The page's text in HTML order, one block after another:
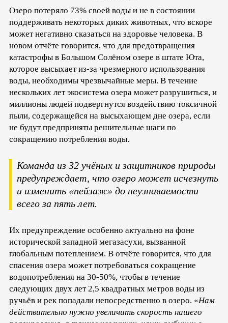
Озеро потеряло 73% своей воды и не в состоянии
поддерживать некоторых диких животных, что вскоре
может негативно сказаться на здоровье человека. В
новом отчёте говорится, что для предотвращения
катастрофы в Большом Солёном озере в штате Юта,
которое высыхает из-за чрезмерного использования
воды, необходимы чрезвычайные меры. В течение
нескольких лет экосистема озера может разрушиться, и
миллионы людей подвергнутся воздействию токсичной
пыли, содержащейся на высыхающем дне озера, если
не будут предприняты решительные шаги по
сокращению потребления воды.
Команда из 32 учёных и защитников природы
предупреждает, что озеро может исчезнуть
и изменить «пейзаж» до неузнаваемости
всего за пять лет.
Их предупреждение особенно актуально на фоне
исторической западной мегазасухи, вызванной
глобальным потеплением. В отчёте говорится, что для
спасения озера может потребоваться сокращение
водопотребления на 30-50%, чтобы в течение
следующих двух лет 2,5 квадратных метров воды из
ручьёв и рек попадали непосредственно в озеро. «Нам
действительно нужно увеличить скорость нашего